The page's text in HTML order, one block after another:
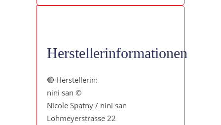
Herstellerinformationen
🔴 Herstellerin:
nini san ©
Nicole Spatny / nini san
Lohmeyerstrasse 22